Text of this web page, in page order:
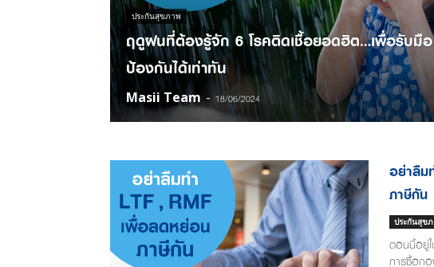
Blog
ประกันสุขภาพ
ฤดูฝนที่ต้องรู้จัก 6 โรคติดเชื้อยอดฮิต…เพื่อรับมือ
ป้องกันได้เท่าทัน
Masii Team - 18/06/2024
อย่าลืม
ภาษีกัน
ประกันสุข
ตอนนี้อยู่ใ
การซื้อก